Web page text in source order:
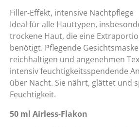
​Filler-Effekt, intensive Nachtpflege
​Ideal für alle Hauttypen,
trockene Haut, die eine
benötigt. Pflegende
reichhaltigen und angenehmen
intensiv feuchtigkeitsspendende
über Nacht. Sie nährt, glättet und
Feuchtigkeit.
50 ml Airless-Flakon